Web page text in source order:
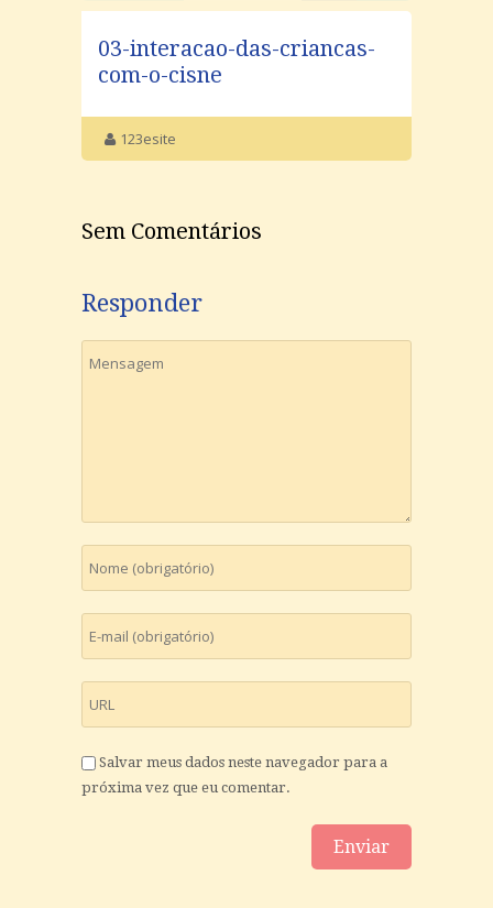
03-interacao-das-criancas-
com-o-cisne
123esite
Sem Comentários
Responder
Salvar meus dados neste navegador para a
próxima vez que eu comentar.